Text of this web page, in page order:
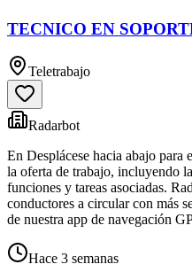
TECNICO EN
Teletrabajo
Radarbot
En Desplácese hacia abajo para
la oferta de trabajo, incluyendo
funciones y tareas asociadas.
conductores a circular con más
de nuestra app de navegación
Hace 3 semanas